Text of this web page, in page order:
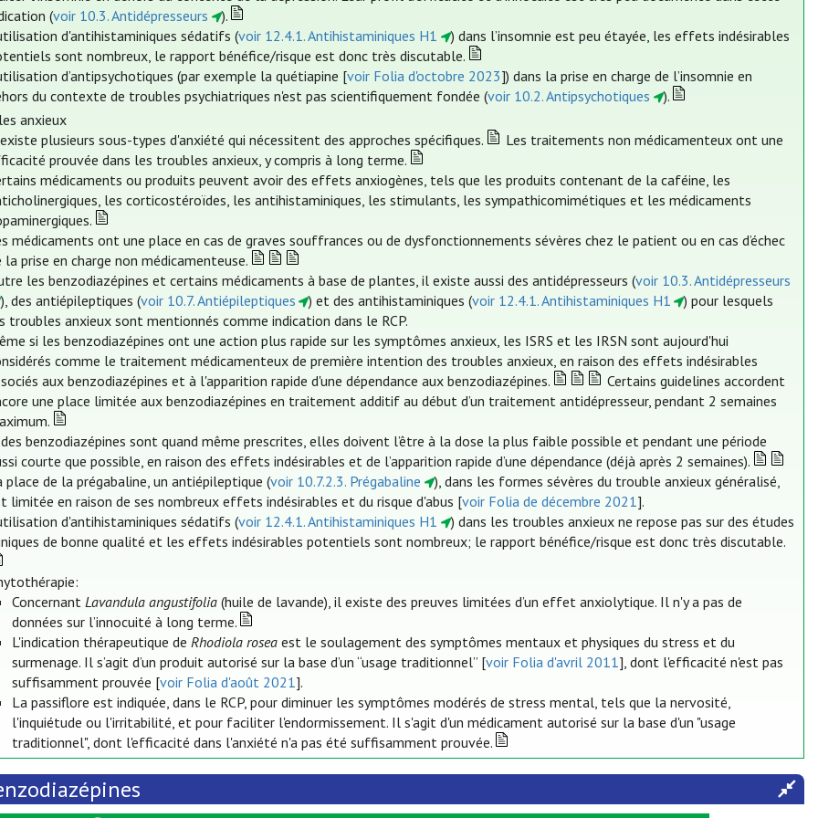
(voir 10.3. Antidépresseurs
).
d'antihistaminiques sédatifs (voir 12.4.1. Antihistaminiques H1
) dans l’insomnie est peu étayée, les effets indésirables
sont nombreux, le rapport bénéfice/risque est donc très discutable.
d’antipsychotiques (par exemple la quétiapine [voir Folia d'octobre 2023]) dans la prise en charge de l’insomnie en
du contexte de troubles psychiatriques n'est pas scientifiquement fondée (voir 10.2. Antipsychotiques
).
anxieux
plusieurs sous-types d'anxiété qui nécessitent des approches spécifiques.
Les traitements non médicamenteux ont une
prouvée dans les troubles anxieux, y compris à long terme.
médicaments ou produits peuvent avoir des effets anxiogènes, tels que les produits contenant de la caféine, les
les corticostéroïdes, les antihistaminiques, les stimulants, les sympathicomimétiques et les médicaments
médicaments ont une place en cas de graves souffrances ou de dysfonctionnements sévères chez le patient ou en cas d’échec
la prise en charge non médicamenteuse.
les benzodiazépines et certains médicaments à base de plantes, il existe aussi des antidépresseurs (voir 10.3. Antidépresseurs
), des antiépileptiques (voir 10.7. Antiépileptiques ) et des antihistaminiques (voir 12.4.1. Antihistaminiques H1
) pour lesquels
troubles anxieux sont mentionnés comme indication dans le RCP.
si les benzodiazépines ont une action plus rapide sur les symptômes anxieux, les ISRS et les IRSN sont aujourd'hui
comme le traitement médicamenteux de première intention des troubles anxieux, en raison des effets indésirables
aux benzodiazépines et à l'apparition rapide d'une dépendance aux benzodiazépines.
Certains guidelines accordent
une place limitée aux benzodiazépines en traitement additif au début d’un traitement antidépresseur, pendant 2 semaines
des benzodiazépines sont quand même prescrites, elles doivent l’être à la dose la plus faible possible et pendant une période
courte que possible, en raison des effets indésirables et de l’apparition rapide d’une dépendance (déjà après 2 semaines).
place de la prégabaline, un antiépileptique (voir 10.7.2.3. Prégabaline
), dans les formes sévères du trouble anxieux généralisé,
limitée en raison de ses nombreux effets indésirables et du risque d'abus [voir Folia de décembre 2021].
d'antihistaminiques sédatifs (voir 12.4.1. Antihistaminiques H1
) dans les troubles anxieux ne repose pas sur des études
de bonne qualité et les effets indésirables potentiels sont nombreux; le rapport bénéfice/risque est donc très discutable.
Concernant Lavandula angustifolia(huile de lavande), il existe des preuves limitées d’un effet anxiolytique. Il n'y a pas de
données sur l’innocuité à long terme.
L'indication thérapeutique de Rhodiola roseaest le soulagement des symptômes mentaux et physiques du stress et du
surmenage. Il s’agit d’un produit autorisé sur la base d’un “usage traditionnel” [voir Folia d'avril 2011], dont l'efficacité n'est pas
suffisamment prouvée [voir Folia d'août 2021].
La passiflore est indiquée, dans le RCP, pour diminuer les symptômes modérés de stress mental, tels que la nervosité,
l'inquiétude ou l'irritabilité, et pour faciliter l'endormissement. Il s'agit d'un médicament autorisé sur la base d'un "usage
traditionnel", dont l'efficacité dans l'anxiété n'a pas été suffisamment prouvée.